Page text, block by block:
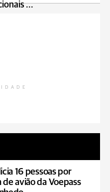
...
16 pessoas por
de avião da Voepass